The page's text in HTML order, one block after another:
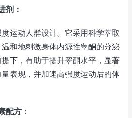
剂：
运动人群设计。它采用科学萃取
和地刺激身体内源性睾酮的分泌
下，有助于提升睾酮水平，显著
表现，并加速高强度运动后的体
配方：